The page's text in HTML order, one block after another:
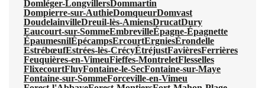
Domléger-LongvillersDommartin
Dompierre-sur-AuthieDomqueurDomvast
DoudelainvilleDreuil-lès-AmiensDrucatDury
Eaucourt-sur-SommeEmbrevilleÉpagne-Épagnette
ÉpaumesnilÉpécampsErcourtErgniesÉrondelle
EstrébœufEstrées-lès-CrécyÉtréjustFavièresFerrières
Feuquières-en-VimeuFieffes-MontreletFlesselles
FlixecourtFluyFontaine-le-SecFontaine-sur-Maye
Fontaine-sur-SommeForceville-en-Vimeu